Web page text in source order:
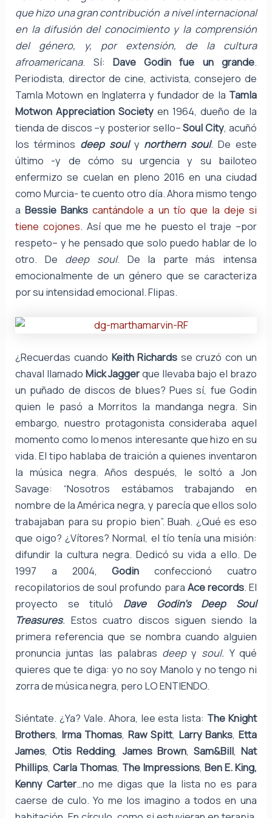
que hizo una gran contribución a nivel internacional
en la difusión del conocimiento y la comprensión
del género, y, por extensión, de la cultura
afroamericana. Sí: Dave Godin fue un grande.
Periodista, director de cine, activista, consejero de
Tamla Motown en Inglaterra y fundador de la Tamla
Motwon Appreciation Society en 1964, dueño de la
tienda de discos –y posterior sello–Soul City, acuñó
los términos deep souly northern soul. De este
último -y de cómo su urgencia y su bailoteo
enfermizo se cuelan en pleno 2016 en una ciudad
como Murcia- te cuento otro día. Ahora mismo tengo
aBessie Banks cantándole a un tío que la deje si
tiene cojones. Así que me he puesto el traje –por
respeto– y he pensado que solo puedo hablar de lo
otro. De deep soul. De la parte más intensa
emocionalmente de un género que se caracteriza
por su intensidad emocional. Flipas.
¿Recuerdas cuando Keith Richards se cruzó con un
chaval llamado Mick Jaggerque llevaba bajo el brazo
un puñado de discos de blues? Pues sí, fue Godin
quien le pasó a Morritos la mandanga negra. Sin
embargo, nuestro protagonista consideraba aquel
momento como lo menos interesante que hizo en su
vida. El tipo hablaba de traición a quienes inventaron
la música negra. Años después, le soltó a Jon
Savage: “Nosotros estábamos trabajando en
nombre de la América negra, y parecía que ellos solo
trabajaban para su propio bien”. Buah. ¿Qué es eso
que oigo? ¿Vítores? Normal, el tío tenía una misión:
difundir la cultura negra. Dedicó su vida a ello. De
1997 a 2004,Godin confeccionó cuatro
recopilatorios de soul profundo para Ace records. El
proyecto se tituló Dave Godin’s Deep Soul
Treasures. Estos cuatro discos siguen siendo la
primera referencia que se nombra cuando alguien
pronuncia juntas las palabras deepy soul. Y qué
quieres que te diga: yo no soy Manolo y no tengo ni
zorra de música negra, pero LO ENTIENDO.
Siéntate. ¿Ya? Vale. Ahora, lee esta lista: The Knight
Brothers, Irma Thomas, Raw Spitt, Larry Banks, Etta
James,Otis Redding,James Brown, Sam&Bill, Nat
Phillips,Carla Thomas, The Impressions, Ben E. King,
Kenny Carter…no me digas que la lista no es para
caerse de culo. Yo me los imagino a todos en una